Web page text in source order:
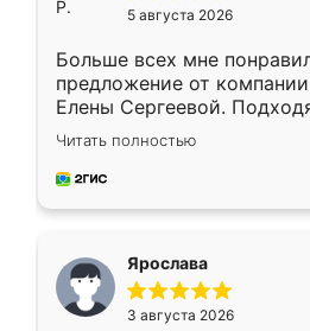
5 августа 2026
Больше всех мне
предложение от
Елены Сергеевой.
короткие сроки
для замера сотрудник
предложил по моему
Читать полностью
Ярослава
3 августа 2026